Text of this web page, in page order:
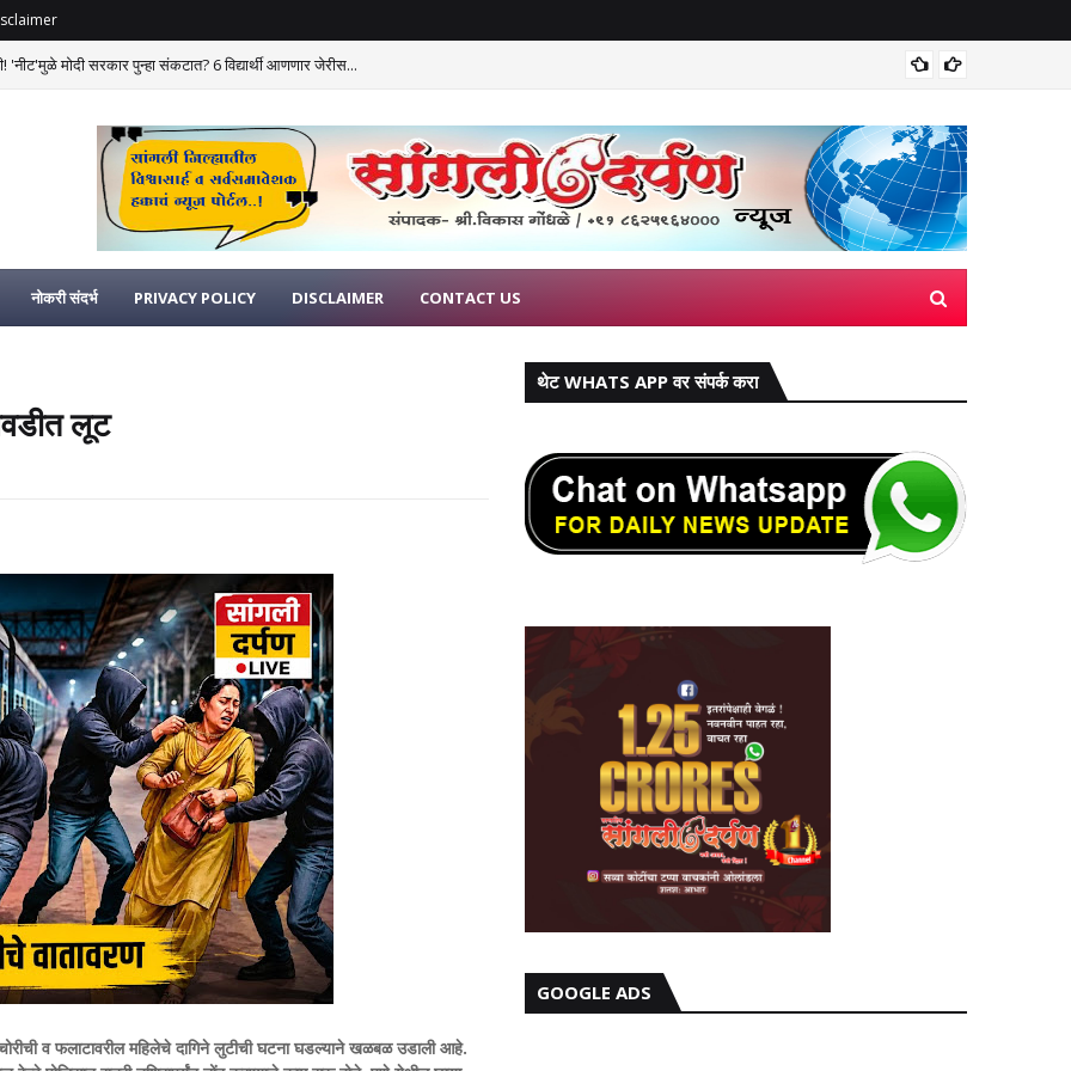
'नीट'मुळे मोदी सरकार पुन्हा संकटात? 6 विद्यार्थी आणणार जेरीस...
नोकरी संदर्भ PRIVACY POLICY DISCLAIMER CONTACT US
लूट
चोरीची व फलाटावरील महिलेचे दागिने लुटीची घटना घडल्याने खळबळ उडाली आहे.
थेट WHATS APP वर संपर्क करा
GOOGLE ADS